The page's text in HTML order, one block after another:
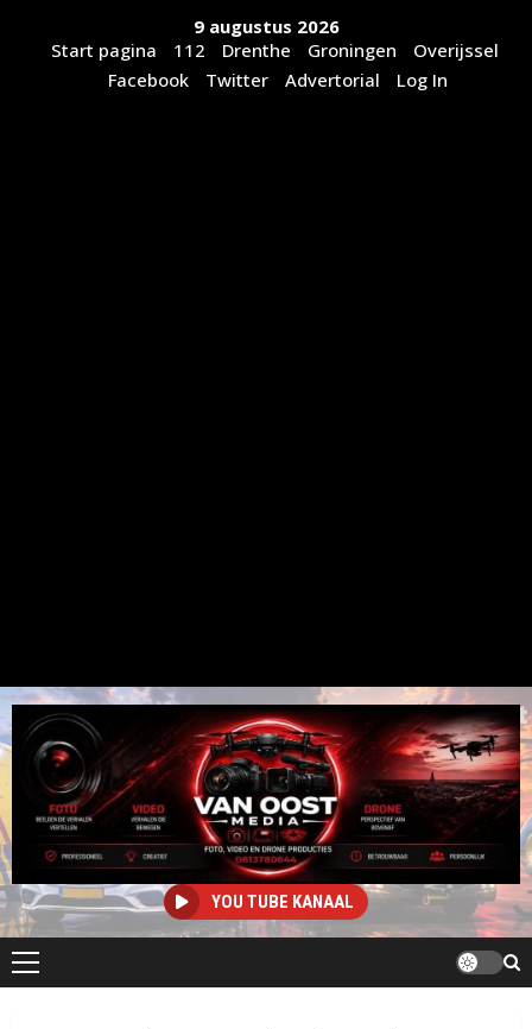
9 augustus 2026
Start pagina
112 Drenthe Groningen
Overijssel
Facebook
Twitter Advertorial Log In
YOU TUBE KANAAL
Primair